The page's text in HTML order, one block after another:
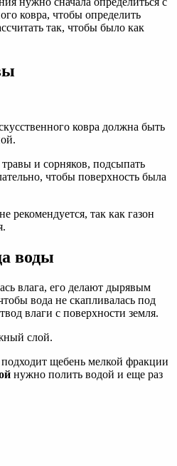
ковра, чтобы определить
так, чтобы было как
ковра должна быть
и сорняков, подсыпать
чтобы поверхность была
рекомендуется, так как газон
воды
влага, его делают дырявым
вода не скапливалась под
влаги с поверхности земля.
слой.
щебень мелкой фракции
нужно полить водой и еще раз